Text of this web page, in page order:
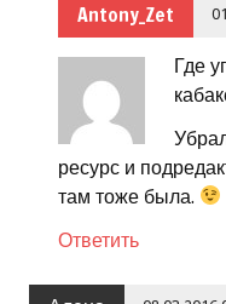
Antony_Zet
Где
ресурс и
там тоже была.
Ответить